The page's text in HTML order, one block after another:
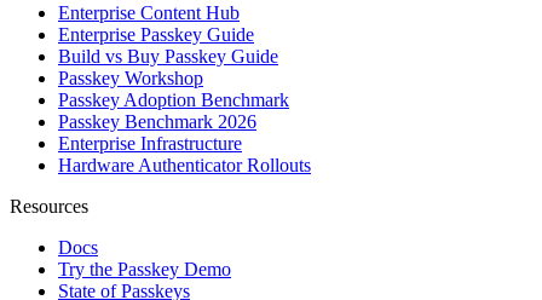
Enterprise Content Hub
Enterprise Passkey Guide
Build vs Buy Passkey Guide
Passkey Workshop
Passkey Adoption Benchmark
Passkey Benchmark 2026
Enterprise Infrastructure
Hardware Authenticator Rollouts
Resources
Docs
Try the Passkey Demo
State of Passkeys